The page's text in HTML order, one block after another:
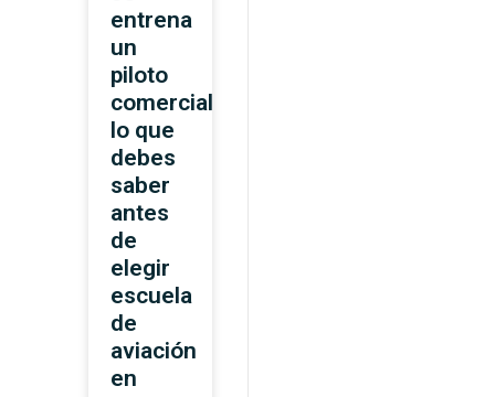
entrena
un
piloto
comercial?
lo que
debes
saber
antes
de
elegir
escuela
de
aviación
en